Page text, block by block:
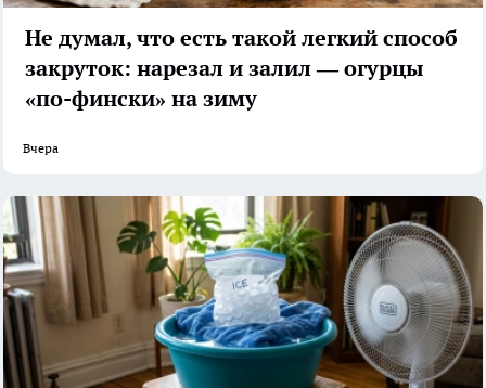
Не думал, что есть такой легкий способ
закруток: нарезал и залил — огурцы
«по-фински» на зиму
Вчера